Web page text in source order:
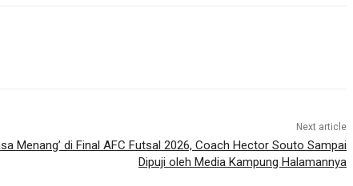
Next article
Menang’ di Final AFC Futsal 2026, Coach Hector Souto Sampai
Dipuji oleh Media Kampung Halamannya